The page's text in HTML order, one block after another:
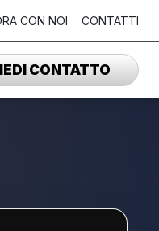
CON NOI CONTATTI
CONTATTO